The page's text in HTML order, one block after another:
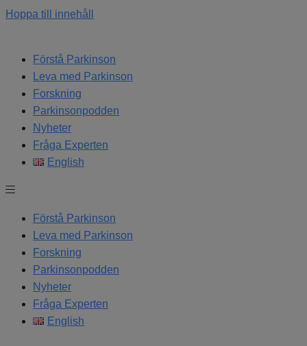
Hoppa till innehåll
Förstå Parkinson
Leva med Parkinson
Forskning
Parkinsonpodden
Nyheter
Fråga Experten
English
Förstå Parkinson
Leva med Parkinson
Forskning
Parkinsonpodden
Nyheter
Fråga Experten
English